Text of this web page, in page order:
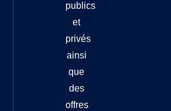
publics
et
privés
ainsi
que
des
offres